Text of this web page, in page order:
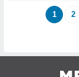
1 2